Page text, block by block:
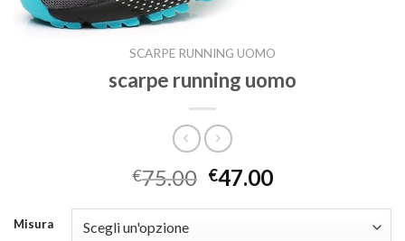
SCARPE RUNNING UOMO
scarpe running uomo
€75.00 €47.00
Misura